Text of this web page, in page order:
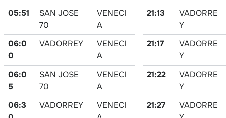
05:51
SAN JOSE
70
VENECI
A
06:0
0
VADORREY
VENECI
A
06:0
5
SAN JOSE
70
VENECI
A
06:3
VADORREY
VENECI
21:13
VADORRE
Y
21:17
VADORRE
Y
21:22
VADORRE
Y
21:27
VADORRE